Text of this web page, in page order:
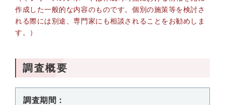
作成した一般的な内容のものです。個別の施策等を検討さ
れる際には別途、専門家にも相談されることをお勧めしま
す。）
調査概要
調査期間：